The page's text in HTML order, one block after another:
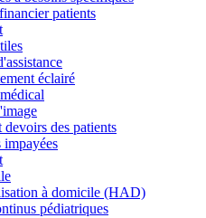
patients
éclairé
devoirs des patients
impayées
à domicile (HAD)
pédiatriques